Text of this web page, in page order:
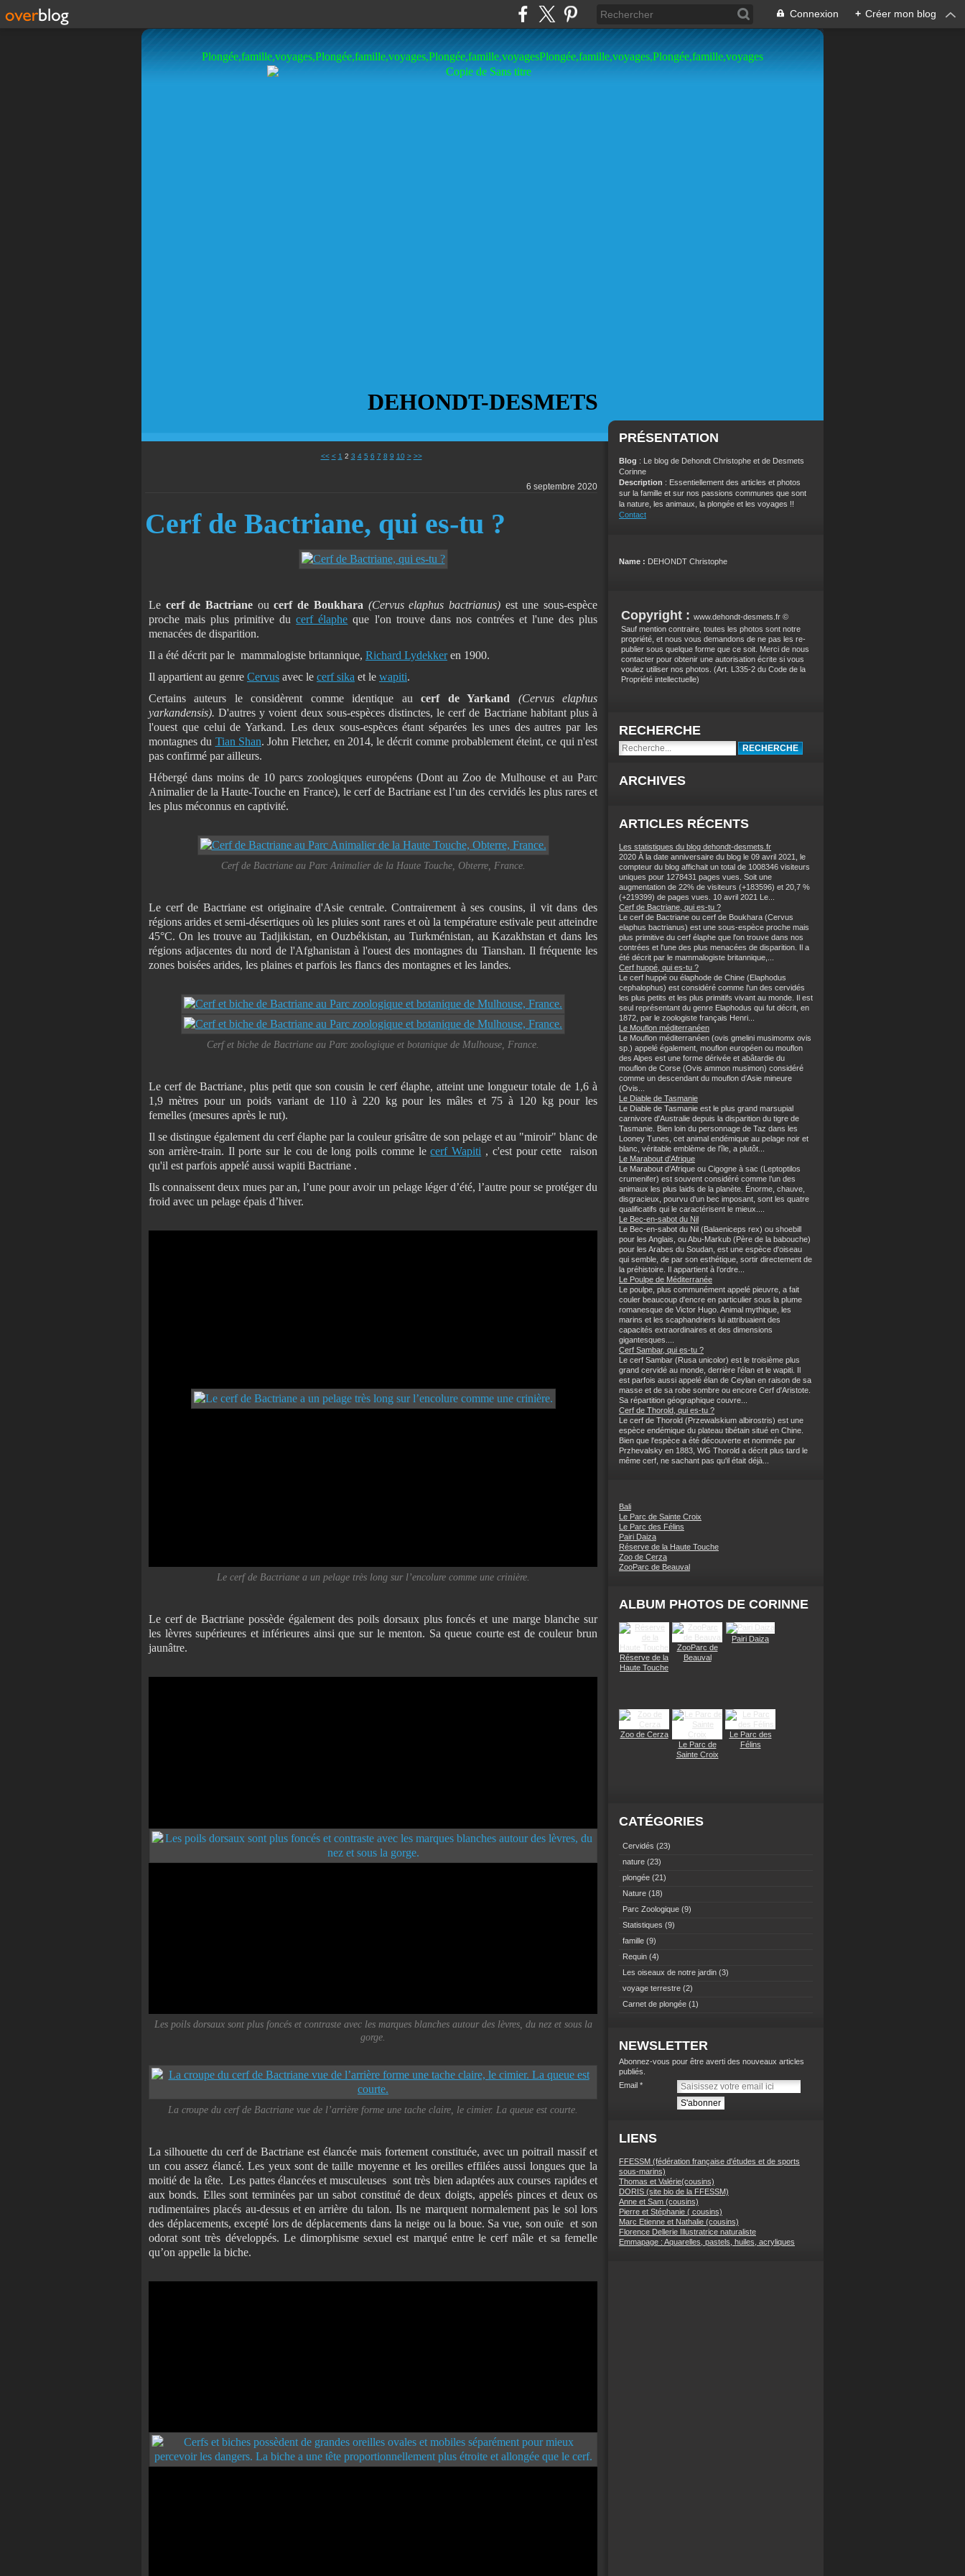
Connexion + Créer mon blog
Plongée,famille,voyages,Plongée,famille,voyages,Plongée,famille,voyagesPlongée,famille,voyages,Plongée,famille,voyages
DEHONDT-DESMETS
<< < 1 2 3 4 5 6 7 8 9 10 20
30
40
50
60
70
80
90
100
> >>
6 septembre 2020
Cerf de Bactriane, qui es-tu ?
Le cerf de Bactriane ou cerf de Boukhara (Cervus elaphus bactrianus)est une sous-espèce
proche mais plus primitive ducerf élaphe que l'on trouve dans nos contrées et l'une des plus
menacées de disparition.
Il a été décrit par le mammalogiste britannique, Richard Lydekkeren 1900.
Il appartient au genre Cervus avec le cerf sika et le wapiti.
Certains auteurs le considèrent comme identique au cerf de Yarkand (Cervus elaphus
yarkandensis).D'autres y voient deux sous-espèces distinctes, le cerf de Bactriane habitant plus à
l'ouest que celui de Yarkand. Les deux sous-espèces étant séparées les unes des autres par les
montagnes du Tian Shan. John Fletcher, en 2014, le décrit comme probablement éteint, ce qui n'est
pas confirmé par ailleurs.
Hébergé dans moins de 10 parcs zoologiques européens (Dont au Zoo de Mulhouse et au Parc
Animalier de la Haute-Touche en France), le cerf de Bactriane est l’un des cervidés les plus rares et
les plus méconnus en captivité.
Cerf de Bactriane au Parc Animalier de la Haute Touche, Obterre, France.
Le cerf de Bactriane est originaire d'Asie centrale. Contrairement à ses cousins, il vit dans des
régions arides et semi-désertiques où les pluies sont rares et où la température estivale peut atteindre
45°C. On les trouve au Tadjikistan, en Ouzbékistan, au Turkménistan, au Kazakhstan et dans les
régions adjacentes du nord de l'Afghanistan à l'ouest des montagnes du Tianshan. Il fréquente les
zones boisées arides, les plaines et parfois les flancs des montagnes et les landes.
Cerf et biche de Bactriane au Parc zoologique et botanique de Mulhouse, France.
Le cerf de Bactriane, plus petit que son cousin le cerf élaphe, atteint une longueur totale de 1,6 à
1,9 mètres pour un poids variant de 110 à 220 kg pour les mâles et 75 à 120 kg pour les
femelles (mesures après le rut).
Il se distingue également du cerf élaphe par la couleur grisâtre de son pelage et au "miroir" blanc de
son arrière-train. Il porte sur le cou de long poils comme lecerf Wapiti , c'est pour cette raison
qu'il est parfois appelé aussi wapiti Bactriane .
Ils connaissent deux mues par an, l’une pour avoir un pelage léger d’été, l’autre pour se protéger du
froid avec un pelage épais d’hiver.
Le cerf de Bactriane a un pelage très long sur l’encolure comme une crinière.
Le cerf de Bactriane possède également des poils dorsaux plus foncés et une marge blanche sur
les lèvres supérieures et inférieures ainsi que sur le menton. Sa queue courte est de couleur brun
jaunâtre.
Les poils dorsaux sont plus foncés et contraste avec les marques blanches autour des lèvres, du nez et sous la
gorge.
La croupe du cerf de Bactriane vue de l’arrière forme une tache claire, le cimier. La queue est courte.
La silhouette du cerf de Bactriane est élancée mais fortement constituée, avec un poitrail massif et
un cou assez élancé. Les yeux sont de taille moyenne et les oreilles effilées aussi longues que la
moitié de la tête. Les pattes élancées et musculeuses sont très bien adaptées aux courses rapides et
aux bonds. Elles sont terminées par un sabot constitué de deux doigts, appelés pinces et deux os
rudimentaires placés au-dessus et en arrière du talon. Ils ne marquent normalement pas le sol lors
des déplacements, excepté lors de déplacements dans la neige ou la boue. Sa vue, son ouïe et son
odorat sont très développés. Le dimorphisme sexuel est marqué entre le cerf mâle et sa femelle
qu’on appelle la biche.
PRÉSENTATION
Blog : Le blog de Dehondt Christophe et de Desmets
Corinne
Description : Essentiellement des articles et photos
sur la famille et sur nos passions communes que sont
la nature, les animaux, la plongée et les voyages !!
Contact
Name : DEHONDT Christophe
Copyright : www.dehondt-desmets.fr ©
Sauf mention contraire, toutes les photos sont notre
propriété, et nous vous demandons de ne pas les re-
publier sous quelque forme que ce soit. Merci de nous
contacter pour obtenir une autorisation écrite si vous
voulez utiliser nos photos . (Art. L335-2 du Code de la
Propriété intellectuelle)
RECHERCHE
ARCHIVES
ARTICLES RÉCENTS
Les statistiques du blog dehondt-desmets.fr
2020 À la date anniversaire du blog le 09 avril 2021, le
compteur du blog affichait un total de 1008346 visiteurs
uniques pour 1278431 pages vues. Soit une
augmentation de 22% de visiteurs (+183596) et 20,7 %
(+219399) de pages vues. 10 avril 2021 Le...
Cerf de Bactriane, qui es-tu ?
Le cerf de Bactriane ou cerf de Boukhara (Cervus
elaphus bactrianus) est une sous-espèce proche mais
plus primitive du cerf élaphe que l'on trouve dans nos
contrées et l'une des plus menacées de disparition. Il a
été décrit par le mammalogiste britannique,...
Cerf huppé, qui es-tu ?
Le cerf huppé ou élaphode de Chine (Elaphodus
cephalophus) est considéré comme l'un des cervidés
les plus petits et les plus primitifs vivant au monde. Il est
seul représentant du genre Elaphodus qui fut décrit, en
1872, par le zoologiste français Henri...
Le Mouflon méditerranéen
Le Mouflon méditerranéen (ovis gmelini musimomx ovis
sp.) appelé également, mouflon européen ou mouflon
des Alpes est une forme dérivée et abâtardie du
mouflon de Corse (Ovis ammon musimon) considéré
comme un descendant du mouflon d’Asie mineure
(Ovis...
Le Diable de Tasmanie
Le Diable de Tasmanie est le plus grand marsupial
carnivore d'Australie depuis la disparition du tigre de
Tasmanie. Bien loin du personnage de Taz dans les
Looney Tunes, cet animal endémique au pelage noir et
blanc, véritable emblème de l'île, a plutôt...
Le Marabout d'Afrique
Le Marabout d’Afrique ou Cigogne à sac (Leptoptilos
crumenifer) est souvent considéré comme l’un des
animaux les plus laids de la planète. Énorme, chauve,
disgracieux, pourvu d'un bec imposant, sont les quatre
qualificatifs qui le caractérisent le mieux....
Le Bec-en-sabot du Nil
Le Bec-en-sabot du Nil (Balaeniceps rex) ou shoebill
pour les Anglais, ou Abu-Markub (Père de la babouche)
pour les Arabes du Soudan, est une espèce d'oiseau
qui semble, de par son esthétique, sortir directement de
la préhistoire. Il appartient à l’ordre...
Le Poulpe de Méditerranée
Le poulpe, plus communément appelé pieuvre, a fait
couler beaucoup d'encre en particulier sous la plume
romanesque de Victor Hugo. Animal mythique, les
marins et les scaphandriers lui attribuaient des
capacités extraordinaires et des dimensions
gigantesques....
Cerf Sambar, qui es-tu ?
Le cerf Sambar (Rusa unicolor) est le troisième plus
grand cervidé au monde, derrière l’élan et le wapiti. Il
est parfois aussi appelé élan de Ceylan en raison de sa
masse et de sa robe sombre ou encore Cerf d'Aristote.
Sa répartition géographique couvre...
Cerf de Thorold, qui es-tu ?
Le cerf de Thorold (Przewalskium albirostris) est une
espèce endémique du plateau tibétain situé en Chine.
Bien que l'espèce a été découverte et nommée par
Przhevalsky en 1883, WG Thorold a décrit plus tard le
même cerf, ne sachant pas qu'il était déjà...
Bali
Le Parc de Sainte Croix
Le Parc des Félins
Pairi Daiza
Réserve de la Haute Touche
Zoo de Cerza
ZooParc de Beauval
ALBUM PHOTOS DE CORINNE
Réserve de la
Haute Touche
ZooParc de
Beauval
Pairi Daiza
Zoo de Cerza
Le Parc de
Sainte Croix
Le Parc des
Félins
CATÉGORIES
Cervidés (23)
nature (23)
plongée (21)
Nature (18)
Parc Zoologique (9)
Statistiques (9)
famille (9)
Requin (4)
Les oiseaux de notre jardin (3)
voyage terrestre (2)
Carnet de plongée (1)
NEWSLETTER
Abonnez-vous pour être averti des nouveaux articles
publiés.
Email
LIENS
FFESSM (fédération française d'études et de sports
sous-marins)
Thomas et Valérie(cousins)
DORIS (site bio de la FFESSM)
Anne et Sam (cousins)
Pierre et Stéphanie ( cousins)
Marc Etienne et Nathalie (cousins)
Florence Dellerie Illustratrice naturaliste
Emmapage : Aquarelles, pastels, huiles, acryliques